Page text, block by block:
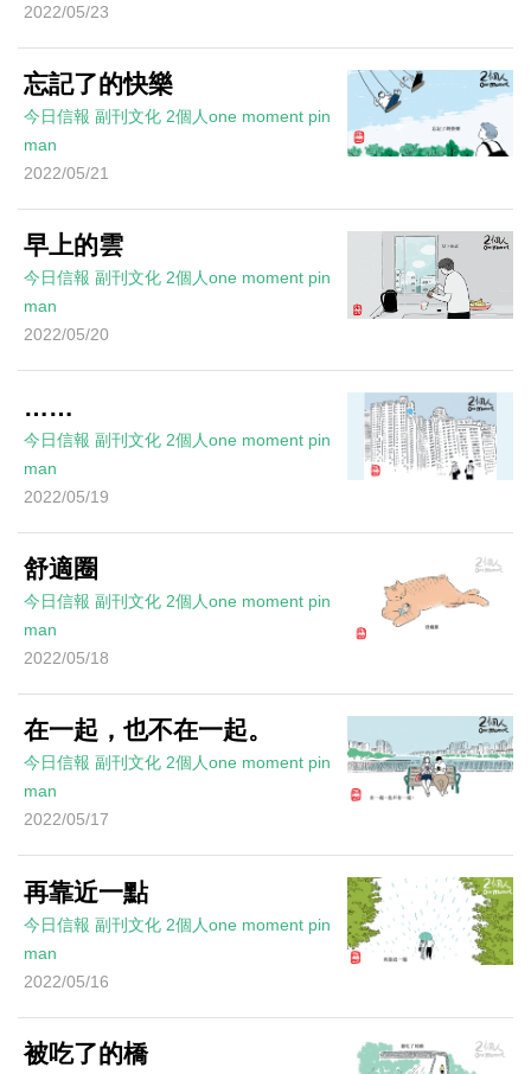
2022/05/23
忘記了的快樂
今日信報 副刊文化 2個人one moment pin
man
2022/05/21
早上的雲
今日信報 副刊文化 2個人one moment pin
man
2022/05/20
……
今日信報 副刊文化 2個人one moment pin
man
2022/05/19
舒適圈
今日信報 副刊文化 2個人one moment pin
man
2022/05/18
在一起，也不在一起。
今日信報 副刊文化 2個人one moment pin
man
2022/05/17
再靠近一點
今日信報 副刊文化 2個人one moment pin
man
2022/05/16
被吃了的橋